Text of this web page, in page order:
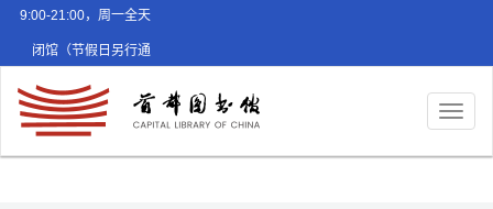
9:00-21:00，周一全天
闭馆（节假日另行通